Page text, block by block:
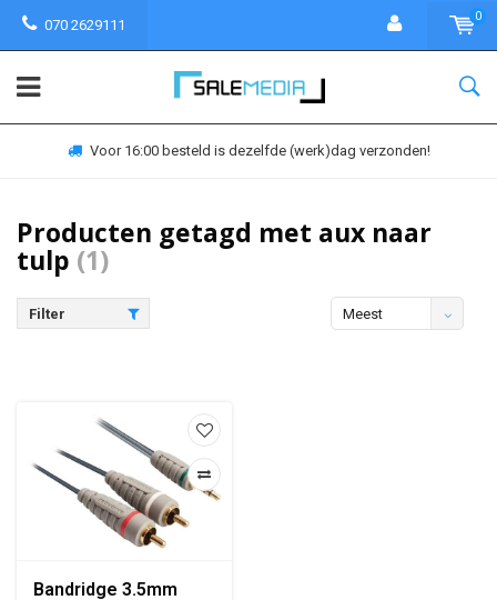
070 2629111
0
Voor 16:00 besteld is dezelfde (werk)dag verzonden!
Producten getagd met aux naar
tulp (1)
Filter
Meest
Bandridge 3.5mm